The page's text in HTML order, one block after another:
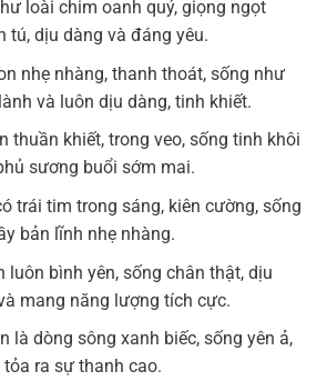
loài chim oanh quý, giọng ngọt
tú, dịu dàng và đáng yêu.
nhẹ nhàng, thanh thoát, sống như
và luôn dịu dàng, tinh khiết.
thuần khiết, trong veo, sống tinh khôi
sương buổi sớm mai.
trái tim trong sáng, kiên cường, sống
bản lĩnh nhẹ nhàng.
luôn bình yên, sống chân thật, dịu
mang năng lượng tích cực.
là dòng sông xanh biếc, sống yên ả,
ra sự thanh cao.